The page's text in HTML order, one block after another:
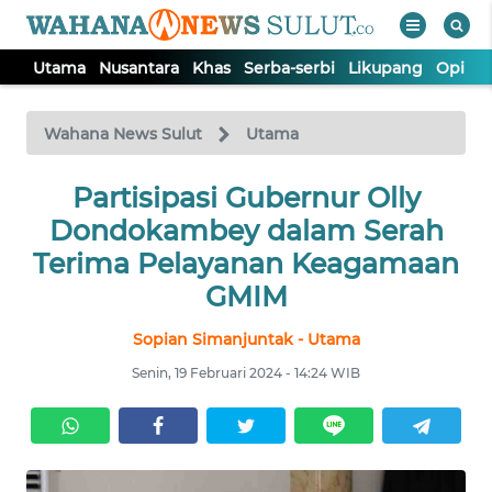
Utama Nusantara Khas Serba-serbi Likupang Opini
Wahana News Sulut Utama
Partisipasi Gubernur Olly
Dondokambey dalam Serah
Terima Pelayanan Keagamaan
GMIM
Sopian Simanjuntak - Utama
Senin, 19 Februari 2024 - 14:24 WIB
TV
Tutup
UTAMA
NUSANTARA
SERBI
LIKUPANG